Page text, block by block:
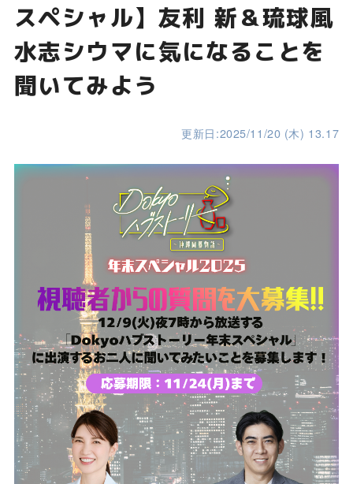
スペシャル】友利 新＆琉球風
水志シウマに気になることを
聞いてみよう
更新日:2025/11/20 (木) 13.17